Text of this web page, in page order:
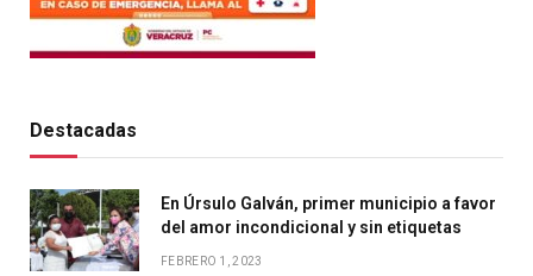
Destacadas
En Úrsulo Galván, primer municipio a favor
del amor incondicional y sin etiquetas
FEBRERO 1, 2023